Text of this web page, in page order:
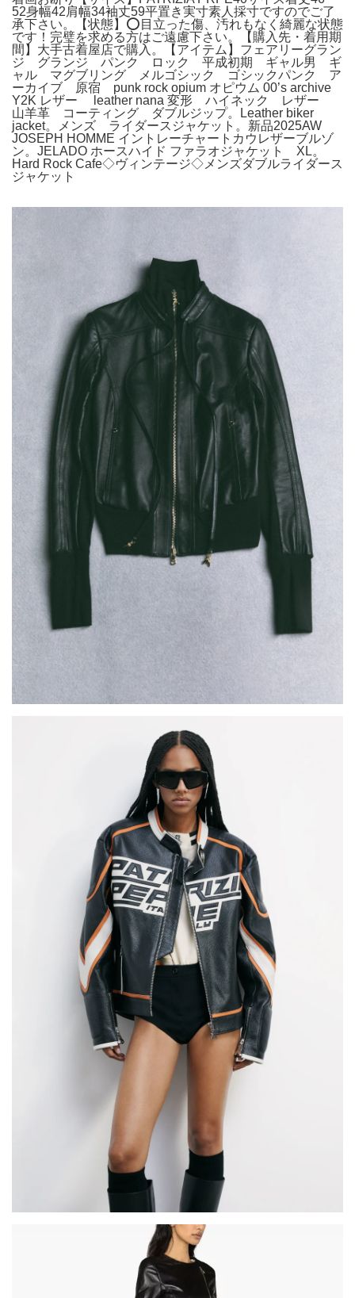
52身幅42肩幅34袖丈59平置き実寸素人採寸ですのでご了
承下さい。【状態】⭕️目立った傷、汚れもなく綺麗な状態
です！完璧を求める方はご遠慮下さい。【購入先・着用期
間】大手古着屋店で購入。【アイテム】フェアリーグラン
ジ グランジ パンク ロック 平成初期 ギャル男 ギ
ャル マグブリング メルゴシック ゴシックパンク ア
ーカイブ 原宿 punk rock opium オピウム 00’s archive
Y2K レザー leather nana 変形 ハイネック レザー
山羊革 コーティング ダブルジップ。Leather biker
jacket。メンズ ライダースジャケット。新品2025AW
JOSEPH HOMME イントレーチャートカウレザーブルゾ
ン。JELADO ホースハイド ファラオジャケット XL。
Hard Rock Cafe◇ヴィンテージ◇メンズダブルライダース
ジャケット